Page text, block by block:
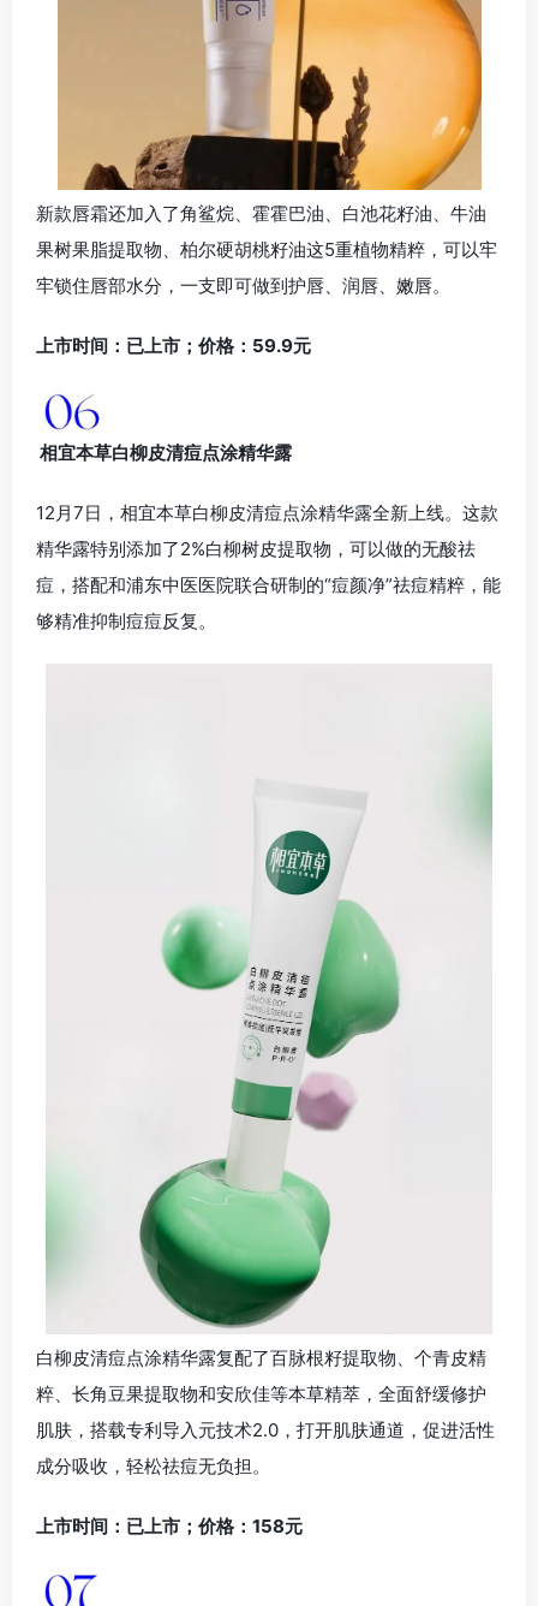
新款唇霜还加入了角鲨烷、霍霍巴油、白池花籽油、牛油
果树果脂提取物、柏尔硬胡桃籽油这5重植物精粹，可以牢
牢锁住唇部水分，一支即可做到护唇、润唇、嫩唇。
上市时间：已上市；价格：59.9元
相宜本草白柳皮清痘点涂精华露
12月7日，相宜本草白柳皮清痘点涂精华露全新上线。这款
精华露特别添加了2%白柳树皮提取物，可以做的无酸祛
痘，搭配和浦东中医医院联合研制的“痘颜净”祛痘精粹，能
够精准抑制痘痘反复。
白柳皮清痘点涂精华露复配了百脉根籽提取物、个青皮精
粹、长角豆果提取物和安欣佳等本草精萃，全面舒缓修护
肌肤，搭载专利导入元技术2.0，打开肌肤通道，促进活性
成分吸收，轻松祛痘无负担。
上市时间：已上市；价格：158元